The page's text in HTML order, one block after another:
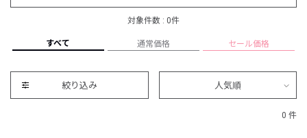
対象件数 : 0件
すべて 通常価格 セール価格
絞り込み 人気順
0 件